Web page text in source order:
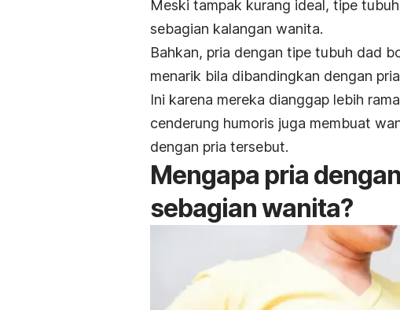
Meski tampak kurang ideal, tipe
sebagian kalangan wanita.
Bahkan, pria dengan tipe tubuh dad
menarik bila dibandingkan dengan
Ini karena mereka dianggap lebih
cenderung humoris juga membuat
dengan pria tersebut.
Mengapa pria dengan
sebagian wanita?